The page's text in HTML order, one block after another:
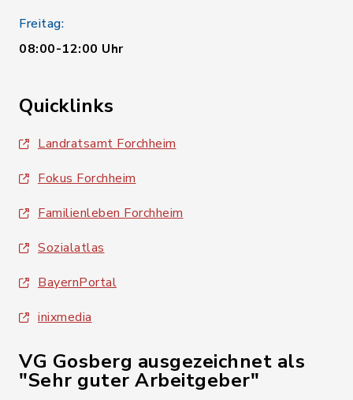
Freitag:
08:00-12:00 Uhr
Quicklinks
Landratsamt Forchheim
Fokus Forchheim
Familienleben Forchheim
Sozialatlas
BayernPortal
inixmedia
VG Gosberg ausgezeichnet als
"Sehr guter Arbeitgeber"